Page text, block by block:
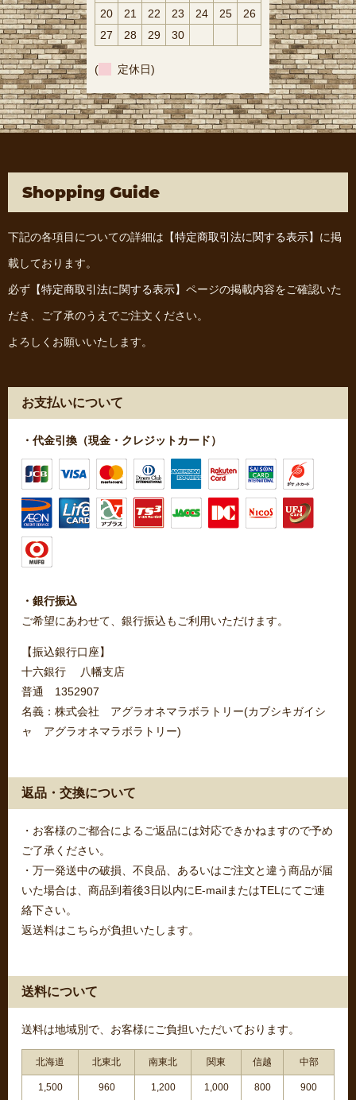
20 21 22 23 24 25
26
27
28 29 30
( 定休日)
Shopping Guide
下記の各項目についての詳細は 【特定商取引法に関する表示】 に掲
載しております。
必ず 【特定商取引法に関する表示】 ページの掲載内容をご確認いた
だき、ご了承のうえでご注文ください。
よろしくお願いいたします。
お支払いについて
・代金引換（現金・クレジットカード）
・銀行振込
ご希望にあわせて、銀行振込もご利用いただけます。
【振込銀行口座】
十六銀行 八幡支店
普通 1352907
名義：株式会社 アグラオネマラボラトリー(カブシキガイシ
ャ アグラオネマラボラトリー)
返品・交換について
・お客様のご都合によるご返品には対応できかねますので予め
ご了承ください。
・万一発送中の破損、不良品、あるいはご注文と違う商品が届
いた場合は、商品到着後3日以内にE-mailまたはTELにてご連
絡下さい。
返送料はこちらが負担いたします。
送料について
送料は地域別で、お客様にご負担いただいております。
北海道 北東北 南東北 関東 信越 中部
1,500 960 1,200 1,000 800 900